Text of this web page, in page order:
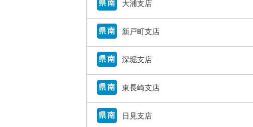
大浦支店
新戸町支店
深堀支店
東長崎支店
日見支店